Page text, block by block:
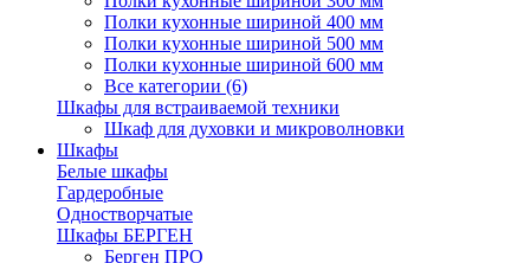
Полки кухонные шириной 400 мм
Полки кухонные шириной 500 мм
Полки кухонные шириной 600 мм
Все категории (6)
Шкафы для встраиваемой техники
Шкаф для духовки и микроволновки
Шкафы
Белые шкафы
Гардеробные
Одностворчатые
Шкафы БЕРГЕН
Берген ПРО